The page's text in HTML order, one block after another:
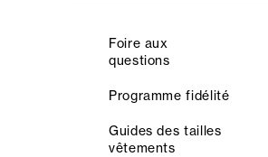
Foire aux
questions
Programme fidélité
Guides des tailles
vêtements